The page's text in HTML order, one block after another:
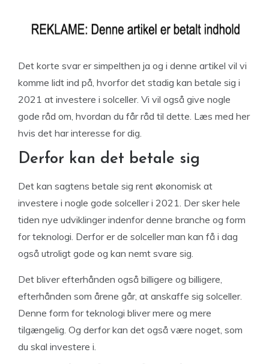
Det korte svar er simpelthen ja og i denne artikel vil vi
komme lidt ind på, hvorfor det stadig kan betale sig i
2021 at investere i solceller. Vi vil også give nogle
gode råd om, hvordan du får råd til dette. Læs med her
hvis det har interesse for dig.
Derfor kan det betale sig
Det kan sagtens betale sig rent økonomisk at
investere i nogle gode solceller i 2021. Der sker hele
tiden nye udviklinger indenfor denne branche og form
for teknologi. Derfor er de solceller man kan få i dag
også utroligt gode og kan nemt svare sig.
Det bliver efterhånden også billigere og billigere,
efterhånden som årene går, at anskaffe sig solceller.
Denne form for teknologi bliver mere og mere
tilgængelig. Og derfor kan det også være noget, som
du skal investere i.